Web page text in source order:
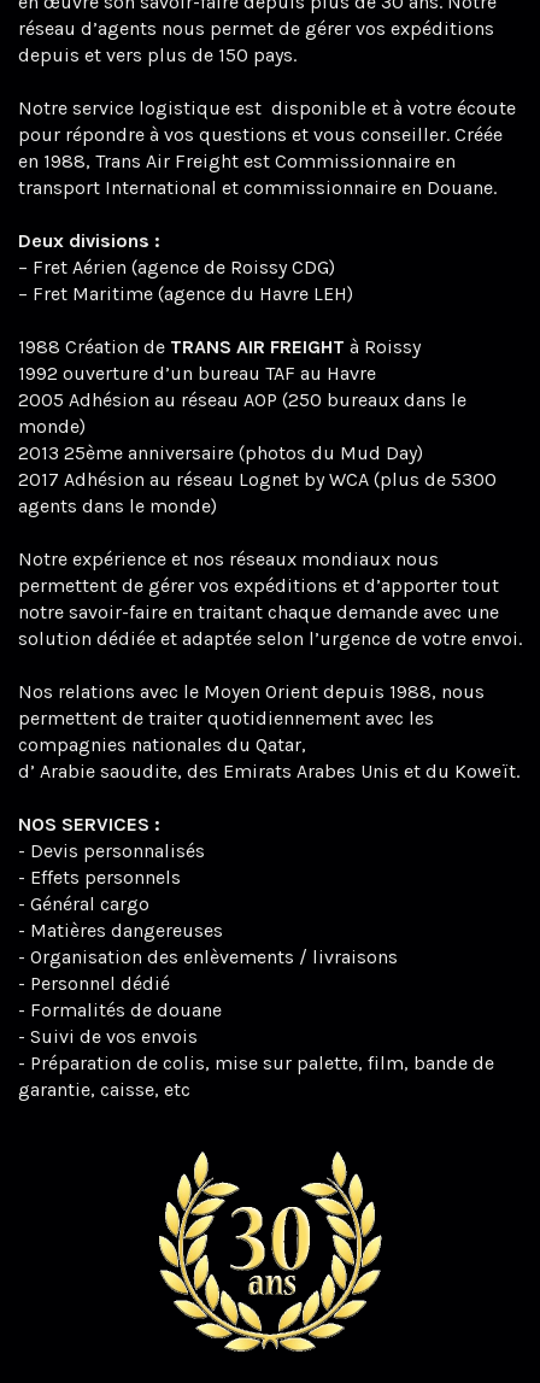
réseau d’agents nous permet de gérer vos expéditions
depuis et vers plus de 150 pays.
Notre service logistique est disponible et à votre écoute
pour répondre à vos questions et vous conseiller. Créée
en 1988, Trans Air Freight est Commissionnaire en
transport International et commissionnaire en Douane.
Deux divisions :
– Fret Aérien (agence de Roissy CDG)
– Fret Maritime (agence du Havre LEH)
1988 Création de TRANS AIR FREIGHT à Roissy
1992 ouverture d’un bureau TAF au Havre
2005 Adhésion au réseau AOP (250 bureaux dans le
monde)
2013 25ème anniversaire (photos du Mud Day)
2017 Adhésion au réseau Lognet by WCA (plus de 5300
agents dans le monde)
Notre expérience et nos réseaux mondiaux nous
permettent de gérer vos expéditions et d’apporter tout
notre savoir-faire en traitant chaque demande avec une
solution dédiée et adaptée selon l’urgence de votre envoi.
Nos relations avec le Moyen Orient depuis 1988, nous
permettent de traiter quotidiennement avec les
compagnies nationales du Qatar,
d’ Arabie saoudite, des Emirats Arabes Unis et du Koweït.
NOS SERVICES :
- Devis personnalisés
- Effets personnels
- Général cargo
- Matières dangereuses
- Organisation des enlèvements / livraisons
- Personnel dédié
- Formalités de douane
- Suivi de vos envois
- Préparation de colis, mise sur palette, film, bande de
garantie, caisse, etc